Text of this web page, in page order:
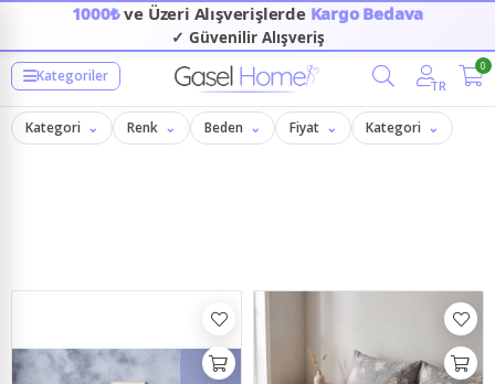
1000₺ve Üzeri Alışverişlerde Kargo Bedava
✓ Kapıda Nakit/Kart İle Ödeme
✓ 14 Gün Ücretsiz İade
Kategoriler
TR
0
Filtrele
Kategori Renk Beden Fiyat Kategori